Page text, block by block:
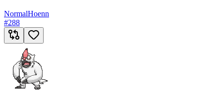
NormalHoenn
#288